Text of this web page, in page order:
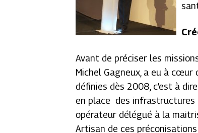
Avant de préciser les
Michel Gagneux, a eu à
définies dès 2008, c’est à
en place des infrastructures
opérateur délégué à la
Artisan de ces